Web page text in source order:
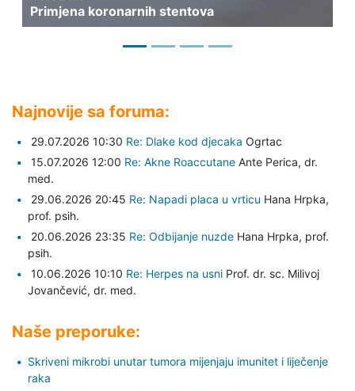
Primjena koronarnih stentova
Najnovije sa foruma:
29.07.2026 10:30 Re: Dlake kod djecaka Ogrtac
15.07.2026 12:00 Re: Akne Roaccutane Ante Perica, dr.
med.
29.06.2026 20:45 Re: Napadi placa u vrticu Hana Hrpka,
prof. psih.
20.06.2026 23:35 Re: Odbijanje nuzde Hana Hrpka, prof.
psih.
10.06.2026 10:10 Re: Herpes na usni Prof. dr. sc. Milivoj
Jovančević, dr. med.
Naše preporuke:
Skriveni mikrobi unutar tumora mijenjaju imunitet i liječenje
raka